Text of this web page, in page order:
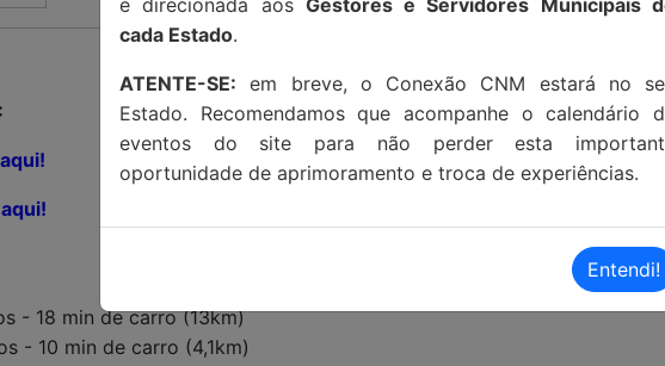
- 18 min de carro (13km)
- 10 min de carro (4,1km)
e direcionada aos Gestores e Servidores Municipais
cada Estado.
ATENTE-SE: em breve, o Conexão CNM estará no
Estado. Recomendamos que acompanhe o calendário
eventos do site para não perder esta
oportunidade de aprimoramento e troca de experiências.
Entendi!